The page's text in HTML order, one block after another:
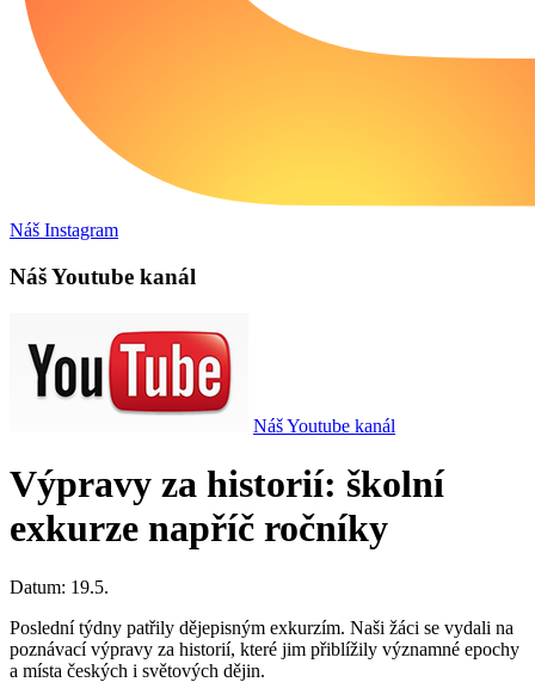
Náš Instagram
Náš Youtube kanál
Náš Youtube kanál
Výpravy za historií: školní
exkurze napříč ročníky
Datum: 19.5.
Poslední týdny patřily dějepisným exkurzím. Naši žáci se vydali na
poznávací výpravy za historií, které jim přiblížily významné epochy
a místa českých i světových dějin.